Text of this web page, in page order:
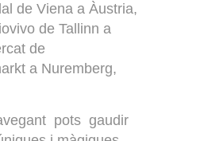
de Viena a Àustria,
de Tallinn a
de
a Nuremberg,
pots gaudir